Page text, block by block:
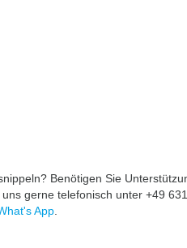
Benötigen Sie
gerne telefonisch unter +49
App